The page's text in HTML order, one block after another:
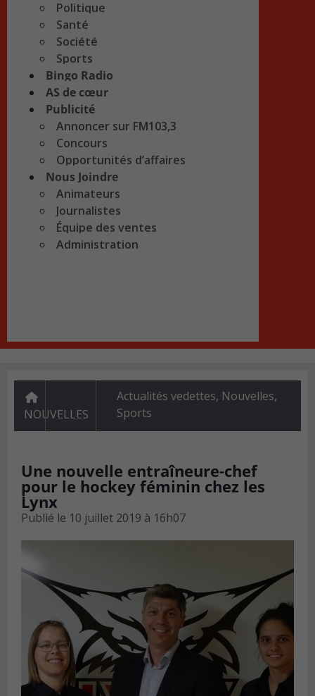
Politique
Santé
Société
Sports
Bingo Radio
AS de cœur
Publicité
Annoncer sur FM103,3
Concours
Opportunités d’affaires
Nous Joindre
Animateurs
Journalistes
Équipe des ventes
Administration
NOUVELLES
Actualités vedettes, Nouvelles,
Sports
Une nouvelle entraîneure-chef
pour le hockey féminin chez les
Lynx
Publié le 10 juillet 2019 à 16h07